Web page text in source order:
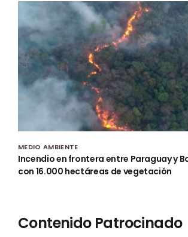
MEDIO AMBIENTE
Incendio en frontera entre Paraguay y
con 16.000 hectáreas de vegetación
Contenido Patrocinado